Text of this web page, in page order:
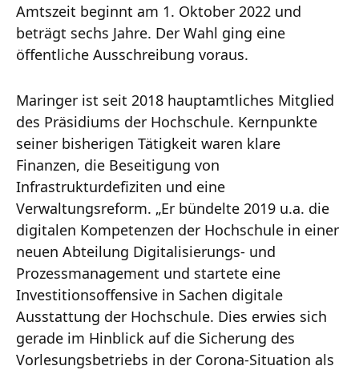
Amtszeit beginnt am 1. Oktober 2022 und
beträgt sechs Jahre. Der Wahl ging eine
öffentliche Ausschreibung voraus.
Maringer ist seit 2018 hauptamtliches Mitglied
des Präsidiums der Hochschule. Kernpunkte
seiner bisherigen Tätigkeit waren klare
Finanzen, die Beseitigung von
Infrastrukturdefiziten und eine
Verwaltungsreform. „Er bündelte 2019 u.a. die
digitalen Kompetenzen der Hochschule in einer
neuen Abteilung Digitalisierungs- und
Prozessmanagement und startete eine
Investitionsoffensive in Sachen digitale
Ausstattung der Hochschule. Dies erwies sich
gerade im Hinblick auf die Sicherung des
Vorlesungsbetriebs in der Corona-Situation als